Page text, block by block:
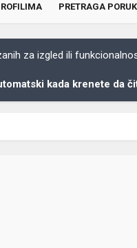
PRETRAGA
za izgled ili
kada krenete da